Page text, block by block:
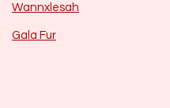
Wannxlesah
Gala Fur